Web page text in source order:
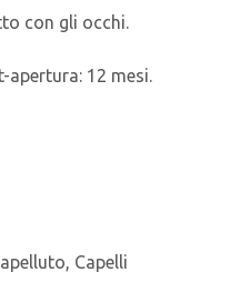
con gli occhi.
apertura: 12 mesi.
Capelli